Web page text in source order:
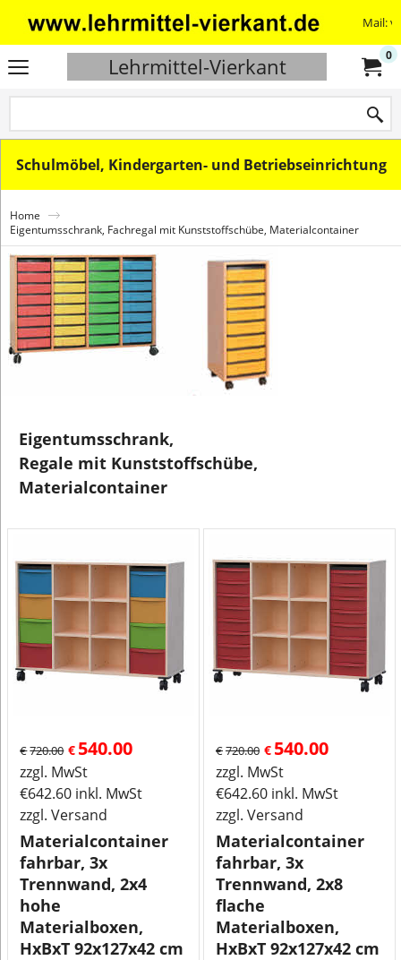
Mail:
Lehrmittel-Vierkant 0
Schulmöbel, Kindergarten- und Betriebseinrichtung
Home
Eigentumsschrank, Fachregal mit Kunststoffschübe, Materialcontainer
Eigentumsschrank,
Regale mit Kunststoffschübe,
Materialcontainer
€720.00 € 540.00
zzgl. MwSt
€642.60 inkl. MwSt
zzgl. Versand
Materialcontainer
fahrbar, 3x
Trennwand, 2x4
hohe
Materialboxen,
HxBxT 92x127x42 cm
€720.00 € 540.00
zzgl. MwSt
€642.60 inkl. MwSt
zzgl. Versand
Materialcontainer
fahrbar, 3x
Trennwand, 2x8
flache
Materialboxen,
HxBxT 92x127x42 cm